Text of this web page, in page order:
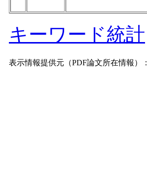
キーワード統計
表示情報提供元（PDF論文所在情報）：